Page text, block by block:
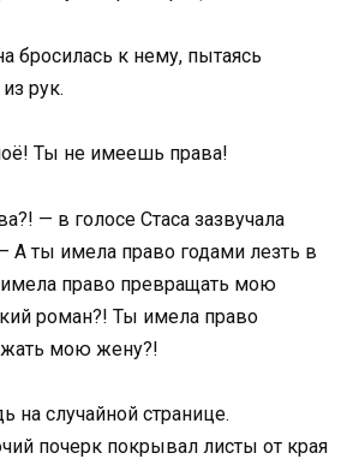
бросилась к нему, пытаясь
рук.
Ты не имеешь права!
— в голосе Стаса зазвучала
А ты имела право годами лезть в
право превращать мою
роман?! Ты имела право
мою жену?!
на случайной странице.
почерк покрывал листы от края